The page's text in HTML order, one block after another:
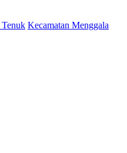
Kecamatan Menggala